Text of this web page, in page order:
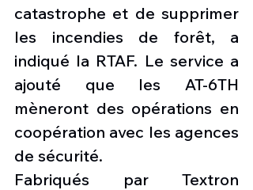
catastrophe et de supprimer
les incendies de forêt, a
indiqué la RTAF. Le service a
ajouté que les AT-6TH
mèneront des opérations en
coopération avec les agences
de sécurité.
Fabriqués par Textron